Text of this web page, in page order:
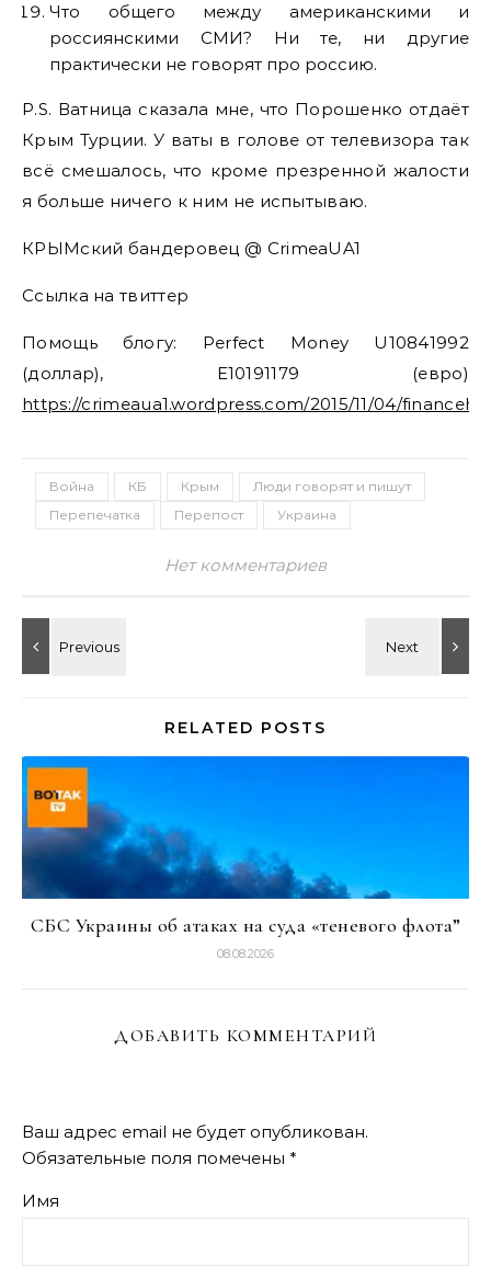
Что общего между американскими и
россиянскими СМИ? Ни те, ни другие
практически не говорят про россию.
P.S. Ватница сказала мне, что Порошенко отдаёт
Крым Турции. У ваты в голове от телевизора так
всё смешалось, что кроме презренной жалости
я больше ничего к ним не испытываю.
КРЫМский бандеровец @ CrimeaUA1
Ссылка на твиттер
Помощь блогу: Perfect Money U10841992
(доллар), E10191179 (евро)
https://crimeaua1.wordpress.com/2015/11/04/
Война КБ Крым
Люди говорят и пишут
Перепечатка
Перепост Украина
Нет комментариев
RELATED POSTS
СБС Украины об атаках на суда «теневого флота”
08.08.2026
ДОБАВИТЬ КОММЕНТАРИЙ
Ваш адрес email не будет опубликован.
Обязательные поля помечены *
Имя